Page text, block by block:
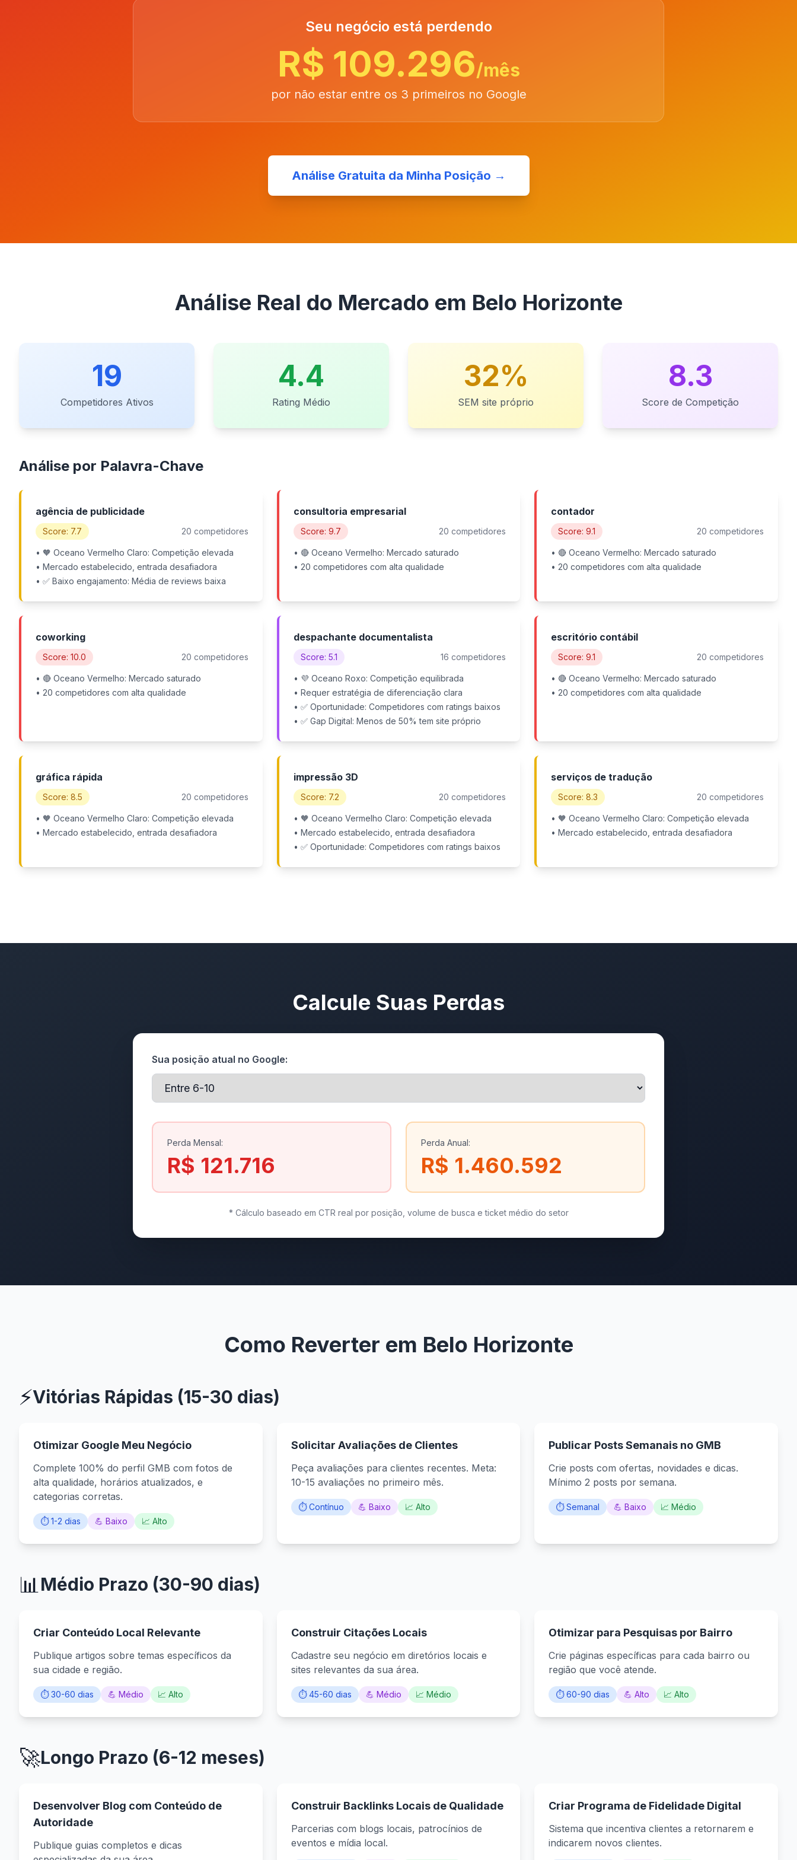
Seu negócio está perdendo
R$ 109.296/mês
por não estar entre os 3 primeiros no Google
Análise Gratuita da Minha Posição →
Análise Real do Mercado em Belo Horizonte
19
Competidores Ativos
4.4
Rating Médio
32%
SEM site próprio
8.3
Score de Competição
Análise por Palavra-Chave
agência de publicidade
Score: 7.7 20 competidores
• 🧡 Oceano Vermelho Claro: Competição elevada
• Mercado estabelecido, entrada desafiadora
• ✅ Baixo engajamento: Média de reviews baixa
consultoria empresarial
Score: 9.7 20 competidores
• 🔴 Oceano Vermelho: Mercado saturado
• 20 competidores com alta qualidade
contador
Score: 9.1 20 competidores
• 🔴 Oceano Vermelho: Mercado saturado
• 20 competidores com alta qualidade
coworking
Score: 10.0 20 competidores
• 🔴 Oceano Vermelho: Mercado saturado
• 20 competidores com alta qualidade
despachante documentalista
Score: 5.1 16 competidores
• 💜 Oceano Roxo: Competição equilibrada
• Requer estratégia de diferenciação clara
• ✅ Oportunidade: Competidores com ratings baixos
• ✅ Gap Digital: Menos de 50% tem site próprio
escritório contábil
Score: 9.1 20 competidores
• 🔴 Oceano Vermelho: Mercado saturado
• 20 competidores com alta qualidade
gráfica rápida
Score: 8.5 20 competidores
• 🧡 Oceano Vermelho Claro: Competição elevada
• Mercado estabelecido, entrada desafiadora
impressão 3D
Score: 7.2 20 competidores
• 🧡 Oceano Vermelho Claro: Competição elevada
• Mercado estabelecido, entrada desafiadora
• ✅ Oportunidade: Competidores com ratings baixos
serviços de tradução
Score: 8.3 20 competidores
• 🧡 Oceano Vermelho Claro: Competição elevada
• Mercado estabelecido, entrada desafiadora
Calcule Suas Perdas
Sua posição atual no Google:
Perda Mensal:
R$ 121.716
Perda Anual:
R$ 1.460.592
* Cálculo baseado em CTR real por posição, volume de busca e ticket médio do setor
Como Reverter em Belo Horizonte
⚡Vitórias Rápidas (15-30 dias)
Otimizar Google Meu Negócio
Complete 100% do perfil GMB com fotos de
alta qualidade, horários atualizados, e
categorias corretas.
⏱️ 1-2 dias 💪 Baixo 📈 Alto
Solicitar Avaliações de Clientes
Peça avaliações para clientes recentes. Meta:
10-15 avaliações no primeiro mês.
⏱️ Contínuo 💪 Baixo 📈 Alto
Publicar Posts Semanais no GMB
Crie posts com ofertas, novidades e dicas.
Mínimo 2 posts por semana.
⏱️ Semanal 💪 Baixo 📈 Médio
📊 Médio Prazo (30-90 dias)
Criar Conteúdo Local Relevante
Publique artigos sobre temas específicos da
sua cidade e região.
⏱️ 30-60 dias 💪 Médio 📈 Alto
Construir Citações Locais
Cadastre seu negócio em diretórios locais e
sites relevantes da sua área.
⏱️ 45-60 dias 💪 Médio 📈 Médio
Otimizar para Pesquisas por Bairro
Crie páginas específicas para cada bairro ou
região que você atende.
⏱️ 60-90 dias 💪 Alto 📈 Alto
🚀Longo Prazo (6-12 meses)
Desenvolver Blog com Conteúdo de
Autoridade
Publique guias completos e dicas
Construir Backlinks Locais de Qualidade
Parcerias com blogs locais, patrocínios de
eventos e mídia local.
Criar Programa de Fidelidade Digital
Sistema que incentiva clientes a retornarem e
indicarem novos clientes.